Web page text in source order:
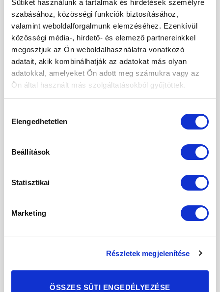
Sütiket használunk a tartalmak és hirdetések személyre
szabásához, közösségi funkciók biztosításához,
valamint weboldalforgalmunk elemzéséhez. Ezenkívül
közösségi média-, hirdető- és elemező partnereinkkel
megosztjuk az Ön weboldalhasználatra vonatkozó
adatait, akik kombinálhatják az adatokat más olyan
adatokkal, amelyeket Ön adott meg számukra vagy az
Ön által használt más szolgáltatásokból gyűjtöttek.
kiválasztása
Elengedhetetlen
Beállítások
Statisztikai
Marketing
Részletek megjelenítése
ÖSSZES SÜTI ENGEDÉLYEZÉSE
2026. január
2025. december
2025. november
2025. október
2025. május
2025. április
2025. február